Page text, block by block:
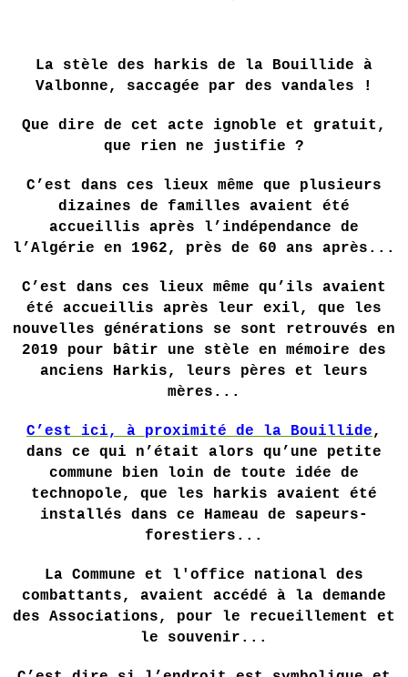
La stèle des harkis de la Bouillide à
Valbonne, saccagée par des vandales !
Que dire de cet acte ignoble et gratuit,
que rien ne justifie ?
C’est dans ces lieux même que plusieurs
dizaines de familles avaient été
accueillis après l’indépendance de
l’Algérie en 1962, près de 60 ans après...
C’est dans ces lieux même qu’ils avaient
été accueillis après leur exil, que les
nouvelles générations se sont retrouvés en
2019 pour bâtir une stèle en mémoire des
anciens Harkis, leurs pères et leurs
mères...
C’est ici, à proximité de la Bouillide,
dans ce qui n’était alors qu’une petite
commune bien loin de toute idée de
technopole, que les harkis avaient été
installés dans ce Hameau de sapeurs-
forestiers...
La Commune et l'office national des
combattants, avaient accédé à la demande
des Associations, pour le recueillement et
le souvenir...